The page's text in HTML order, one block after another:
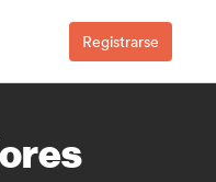
Registrarse